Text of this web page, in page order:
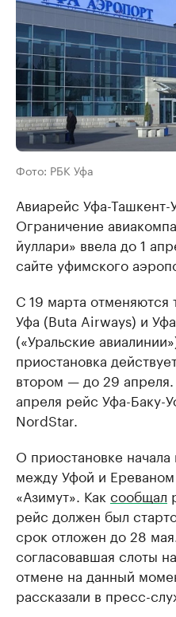
Фото: РБК Уфа
Авиарейс Уфа-
Ограничение
йуллари» ввела до 1
сайте уфимского
С 19 марта
Уфа (Buta Airways) и
(«Уральские
приостановка
втором — до 29
апреля рейс Уфа-Баку-
NordStar.
О приостановке
между Уфой и Ереваном
«Азимут». Как сообщал
рейс должен был
срок отложен до 28
согласовавшая слоты
отмене на данный
рассказали в пресс-